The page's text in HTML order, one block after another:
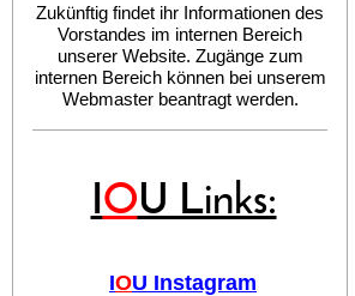
Zukünftig findet ihr Informationen des
Vorstandes im internen Bereich
unserer Website. Zugänge zum
internen Bereich können bei unserem
Webmaster beantragt werden.
IOU Links:
IOU Instagram